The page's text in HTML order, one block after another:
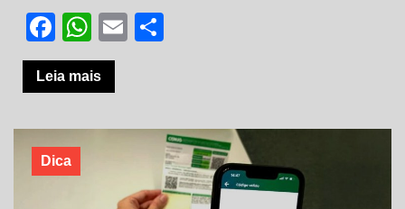
Facebook
WhatsApp
Email
Leia mais
Dica